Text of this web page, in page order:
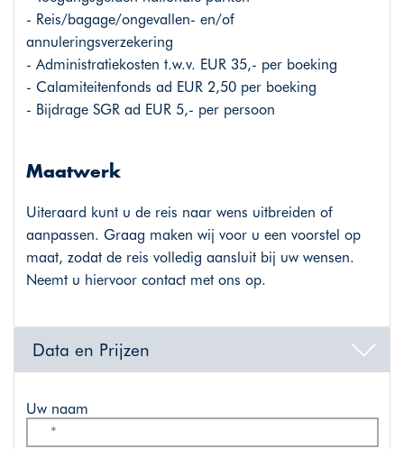
- Reis/bagage/ongevallen- en/of
annuleringsverzekering
- Administratiekosten t.w.v. EUR 35,- per boeking
- Calamiteitenfonds ad EUR 2,50 per boeking
- Bijdrage SGR ad EUR 5,- per persoon
Maatwerk
Uiteraard kunt u de reis naar wens uitbreiden of
aanpassen. Graag maken wij voor u een voorstel op
maat, zodat de reis volledig aansluit bij uw wensen.
Neemt u hiervoor contact met ons op.
Data en Prijzen
Uw naam